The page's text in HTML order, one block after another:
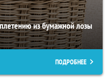
из бумажной лозы
ПОДРОБНЕЕ